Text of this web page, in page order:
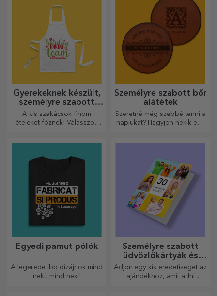
megkapja őket ajándékba.
Gyerekeknek készült,
személyre szabott
rövidnadrágok
A kis szakácsok finom
ételeket főznek! Válasszon
Személyre szabott bőr
alátétek
Szeretné még szebbé tenni a
napjukat? Hagyjon nekik egy
Egyedi pamut pólók
A legeredetibb dizájnok mind
neki, mind neki!
Személyre szabott
üdvözlőkártyák és
képeslapok
Adjon egy kis eredetiséget az
ajándékhoz, amit adni